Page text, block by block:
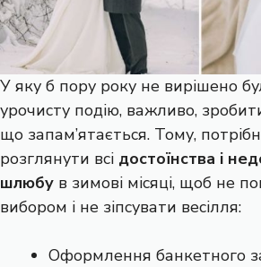
У яку б пору року не вирішено
урочисту подію, важливо,
що запам’ятається. Тому,
розглянути всі достоїнства і
шлюбу в зимові місяці, щоб не
вибором і не зіпсувати весілля:
Оформлення банкетного